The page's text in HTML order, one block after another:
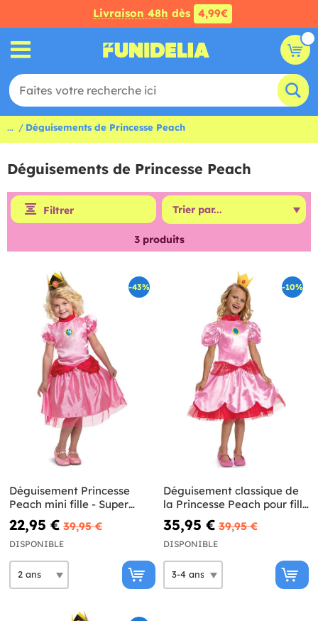
Livraison 48h dès 4,99€
... Déguisements de Princesse Peach
Déguisements de Princesse Peach
Filtrer
3produits
-43%
Déguisement Princesse
Peach mini fille - Super
Mario Bros
22,95 € 39,95 €
DISPONIBLE
-10%
Déguisement classique de
la Princesse Peach pour fille
- Super Mario Bros
35,95 € 39,95 €
DISPONIBLE